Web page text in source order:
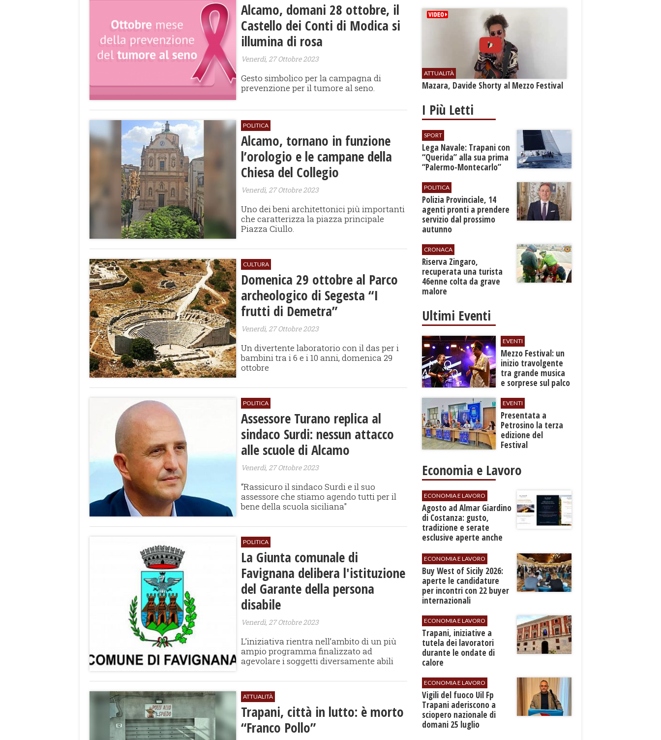
Alcamo, domani 28 ottobre, il
Castello dei Conti di Modica si
illumina di rosa
Venerdì, 27 Ottobre 2023
Gesto simbolico per la campagna di
prevenzione per il tumore al seno.
POLITICA
Alcamo, tornano in funzione
l’orologio e le campane della
Chiesa del Collegio
Venerdì, 27 Ottobre 2023
Uno dei beni architettonici più importanti
che caratterizza la piazza principale
Piazza Ciullo.
CULTURA
Domenica 29 ottobre al Parco
archeologico di Segesta “I
frutti di Demetra”
Venerdì, 27 Ottobre 2023
Un divertente laboratorio con il das per i
bambini tra i 6 e i 10 anni, domenica 29
ottobre
POLITICA
Assessore Turano replica al
sindaco Surdi: nessun attacco
alle scuole di Alcamo
Venerdì, 27 Ottobre 2023
“Rassicuro il sindaco Surdi e il suo
assessore che stiamo agendo tutti per il
bene della scuola siciliana"
POLITICA
La Giunta comunale di
Favignana delibera l'istituzione
del Garante della persona
disabile
Venerdì, 27 Ottobre 2023
L’iniziativa rientra nell’ambito di un più
ampio programma finalizzato ad
agevolare i soggetti diversamente abili
ATTUALITÀ
Trapani, città in lutto: è morto
“Franco Pollo”
ATTUALITÀ
Mazara, Davide Shorty al Mezzo Festival
I Più Letti
SPORT
​Lega Navale: Trapani con
“Querida” alla sua prima
“Palermo-Montecarlo”
POLITICA
​Polizia Provinciale, 14
agenti pronti a prendere
servizio dal prossimo
autunno
CRONACA
​Riserva Zingaro,
recuperata una turista
46enne colta da grave
malore
Ultimi Eventi
EVENTI
Mezzo Festival: un
inizio travolgente
tra grande musica
e sorprese sul palco
EVENTI
Presentata a
Petrosino la terza
edizione del
Festival
"Voci dal
Economia e Lavoro
ECONOMIA E LAVORO
Agosto ad Almar Giardino
di Costanza: gusto,
tradizione e serate
esclusive aperte anche
ECONOMIA E LAVORO
Buy West of Sicily 2026:
aperte le candidature
per incontri con 22 buyer
internazionali
ECONOMIA E LAVORO
​Trapani, iniziative a
tutela dei lavoratori
durante le ondate di
calore
ECONOMIA E LAVORO
​Vigili del fuoco Uil Fp
Trapani aderiscono a
sciopero nazionale di
domani 25 luglio